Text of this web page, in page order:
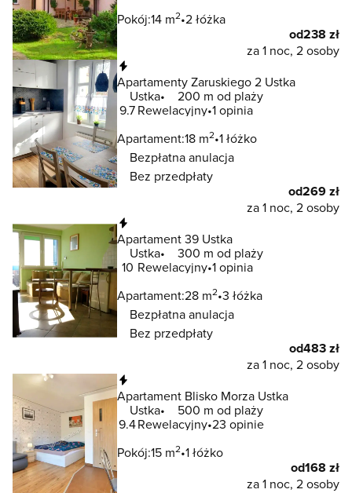
Pokój:14 m2 2 łóżka
od238 zł
za 1 noc, 2 osoby
Apartamenty Zaruskiego 2 Ustka
Ustka
200 m od plaży
9.7Rewelacyjny 1 opinia
Apartament:18 m2 1 łóżko
Bezpłatna anulacja
Bez przedpłaty
od269 zł
za 1 noc, 2 osoby
Apartament 39 Ustka
Ustka
300 m od plaży
10 Rewelacyjny 1 opinia
Apartament:28 m2 3 łóżka
Bezpłatna anulacja
Bez przedpłaty
od483 zł
za 1 noc, 2 osoby
Apartament Blisko Morza Ustka
Ustka
500 m od plaży
9.4Rewelacyjny 23 opinie
Pokój:15 m2 1 łóżko
od168 zł
za 1 noc, 2 osoby